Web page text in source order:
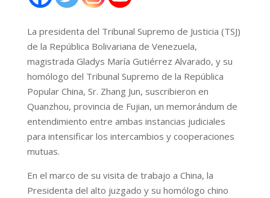
La presidenta del Tribunal Supremo de Justicia (TSJ)
de la República Bolivariana de Venezuela,
magistrada Gladys María Gutiérrez Alvarado, y su
homólogo del Tribunal Supremo de la República
Popular China, Sr. Zhang Jun, suscribieron en
Quanzhou, provincia de Fujian, un memorándum de
entendimiento entre ambas instancias judiciales
para intensificar los intercambios y cooperaciones
mutuas.
En el marco de su visita de trabajo a China, la
Presidenta del alto juzgado y su homólogo chino